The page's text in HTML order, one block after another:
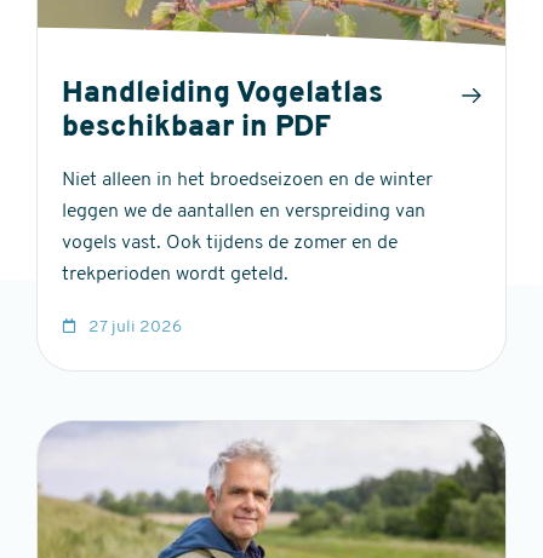
Handleiding Vogelatlas
beschikbaar in PDF
Niet alleen in het broedseizoen en de winter
leggen we de aantallen en verspreiding van
vogels vast. Ook tijdens de zomer en de
trekperioden wordt geteld.
27 juli 2026